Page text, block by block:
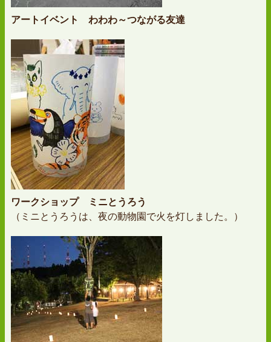
アートイベント わわわ～つながる友達
ワークショップ ミニとうろう
（ミニとうろうは、夜の動物園で火を灯しました。）